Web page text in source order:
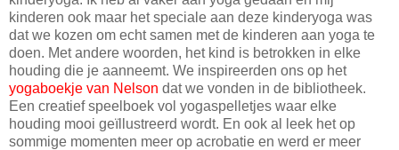
kinderen ook maar het speciale aan deze kinderyoga was
dat we kozen om echt samen met de kinderen aan yoga te
doen. Met andere woorden, het kind is betrokken in elke
houding die je aanneemt. We inspireerden ons op het
yogaboekje van Nelson dat we vonden in de bibliotheek.
Een creatief speelboek vol yogaspelletjes waar elke
houding mooi geïllustreerd wordt. En ook al leek het op
sommige momenten meer op acrobatie en werd er meer